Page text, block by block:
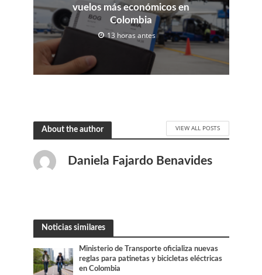
vuelos más económicos en
Colombia
13 horas antes
About the author VIEW ALL POSTS
Daniela Fajardo Benavides
Noticias similares
Ministerio de Transporte oficializa nuevas
reglas para patinetas y bicicletas eléctricas
en Colombia